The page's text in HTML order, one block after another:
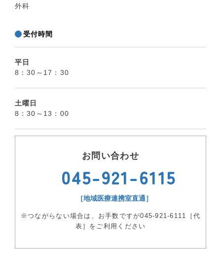
外科
受付時間
平日
8：30～17：30
土曜日
8：30～13：00
お問い合わせ
045-921-6115
［地域医療連携室直通］
※つながらない場合は、お手数ですが045-921-6111［代
表］をご利用ください